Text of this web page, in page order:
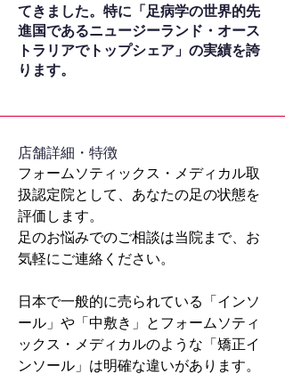
てきました。特に「足病学の世界的先
進国であるニュージーランド・オース
トラリアでトップシェア」の実績を誇
ります。
​店舗詳細・特徴
フォームソティックス・メディカル取
扱認定院として、あなたの足の状態を
評価します。
足のお悩みでのご相談は当院まで、お
気軽にご連絡ください。
日本で一般的に売られている「インソ
ール」や「中敷き」とフォームソティ
ックス・メディカルのような「矯正イ
ンソール」は明確な違いがあります。